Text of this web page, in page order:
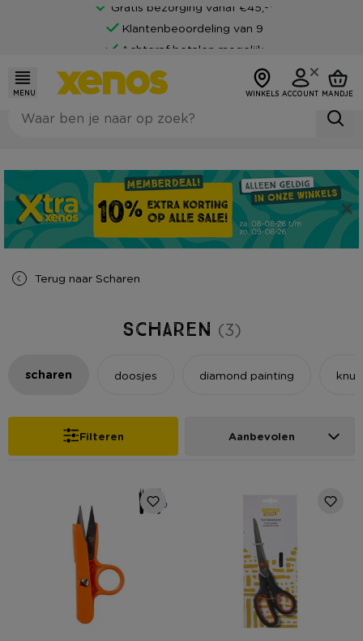
Gratis bezorging vanaf €45,-*
Klantenbeoordeling van 9
Achteraf betalen mogelijk
MENU WINKELS ACCOUNT MANDJE
Terug naar Scharen
Scharen (3)
scharen doosjes diamond painting
Filteren Aanbevolen